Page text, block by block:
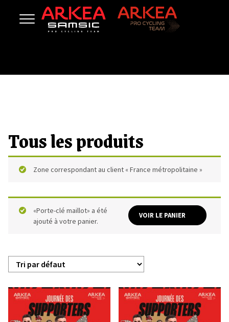
Tous les produits
Zone correspondant au client « France métropolitaine »
VOIR LE PANIER
«Porte-clé maillot» a été
ajouté à votre panier.